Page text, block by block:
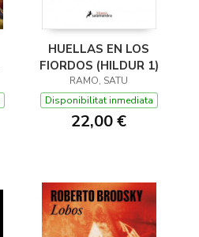
HUELLAS EN LOS
FIORDOS (HILDUR 1)
RAMO, SATU
Disponibilitat inmediata
22,00 €